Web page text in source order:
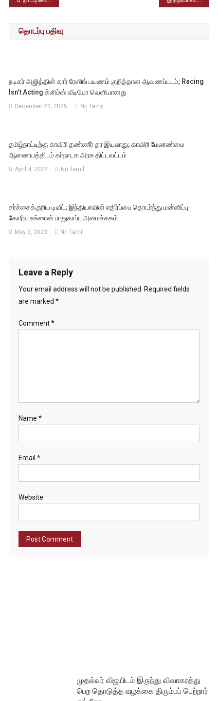
navigation
தொடர்பு பதிவு
நடிகர் அஜித்தின் கார் ரேஸிங் பயணம் குறித்தான ஆவணப்படம்; Racing
Isn’t Acting க்ளிம்ஸ் வீடியோ வெளியானது
December 23, 2025 Nri Tamil
தமிழ்நாட்டிற்கு காவிரி தண்ணீர் தர இயலாது; காவிரி மேலாண்மை
ஆணையத்திடம் கர்நாடக அரசு திட்டவட்டம்
April 4, 2024 Nri Tamil
சர்ச்சைக்குரிய டிவீட்; இந்தியாவின் எதிர்ப்பை தொடர்ந்து மன்னிப்பு
கோரிய உக்ரைன் பாதுகாப்பு அமைச்சகம்
May 3, 2023 Nri Tamil
Leave a Reply
Your email address will not be published.
Required fields
are marked *
Comment*
Name *
Email *
Website
முதல்வர் விஜயிடம் இருந்து விவாகரத்து
பெற தொடுத்த வழக்கை திரும்பப் பெற்றார்